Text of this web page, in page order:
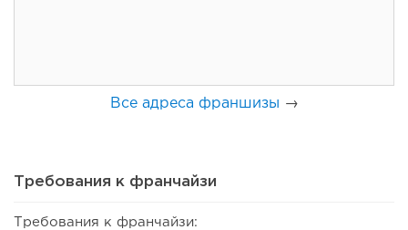
Все адреса франшизы →
Требования к франчайзи
Требования к франчайзи: